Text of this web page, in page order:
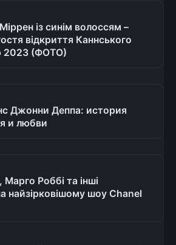
із синім волоссям –
відкриття Каннського
2023 (ФОТО)
Джонни Деппа: история
и любви
Роббі та інші
найзірковішому шоу Chanel